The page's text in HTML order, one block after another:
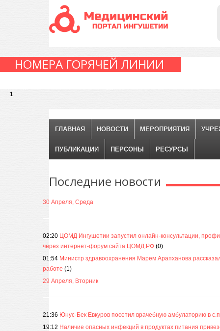
НОМЕРА ГОРЯЧЕЙ ЛИНИИ
1
ГЛАВНАЯ НОВОСТИ МЕРОПРИЯТИЯ
ПУБЛИКАЦИИ ПЕРСОНЫ РЕСУРСЫ
Последние новости
30 Апреля, Среда
02:20 ЦОМД Ингушетии запустил онлайн-консультации,
через интернет-форум сайта ЦОМД.РФ (0)
01:54 Министр здравоохранения Марем Арапханова
работе (1)
29 Апреля, Вторник
21:36 Юнус-Бек Евкуров посетил врачебную амбулаторию в
19:12 Наличие опасных инфекций в продуктах питания